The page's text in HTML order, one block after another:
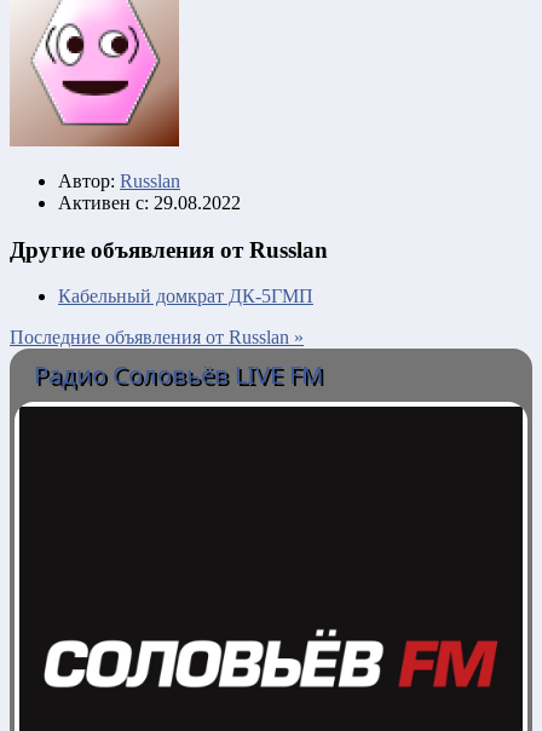
Автор: Russlan
Активен с: 29.08.2022
Другие объявления от Russlan
Кабельный домкрат ДК-5ГМП
Последние объявления от Russlan »
Радио Соловьёв LIVE FM